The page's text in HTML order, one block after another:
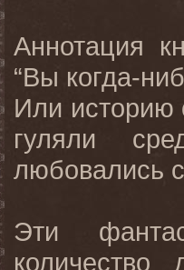
Аннотация
“Вы когда-
Или историю
гуляли
любовались
Эти
количество